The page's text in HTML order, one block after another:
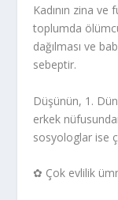
Kadının zina
toplumda
dağılması ve
sebeptir.
Düşünün, 1.
erkek
sosyologlar ise
✿ Çok evlilik